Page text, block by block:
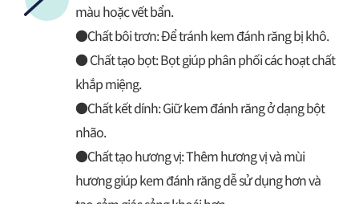
màu hoặc vết bẩn.
●Chất bôi trơn: Để tránh kem đánh răng bị khô.
● Chất tạo bọt: Bọt giúp phân phối các hoạt chất
khắp miệng.
●Chất kết dính: Giữ kem đánh răng ở dạng bột
nhão.
●Chất tạo hương vị: Thêm hương vị và mùi
hương giúp kem đánh răng dễ sử dụng hơn và